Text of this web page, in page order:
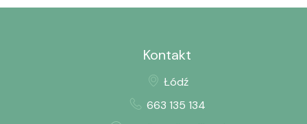
Kontakt
Łódź
663 135 134